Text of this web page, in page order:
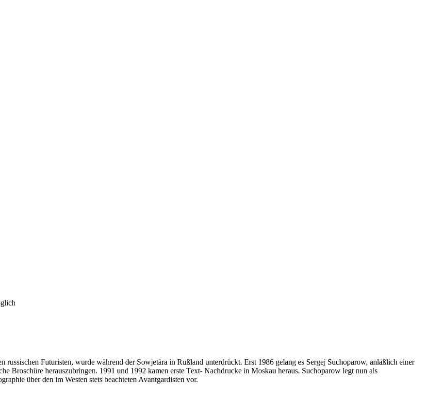
Futuristen, wurde während der Sowjetära in Rußland unterdrückt. Erst 1986 gelang es Sergej Suchoparow, anläßlich einer
Broschüre herauszubringen. 1991 und 1992 kamen erste Text- Nachdrucke in Moskau heraus. Suchoparow legt nun als
über den im Westen stets beachteten Avantgardisten vor.